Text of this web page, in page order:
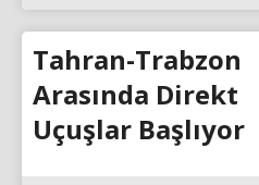
Tahran-Trabzon
Arasında Direkt
Uçuşlar Başlıyor